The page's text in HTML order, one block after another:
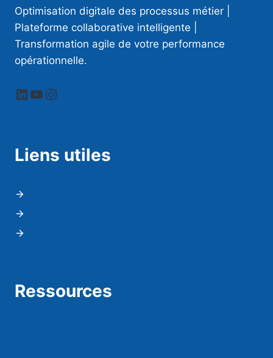
Optimisation digitale des processus métier |
Plateforme collaborative intelligente |
Transformation agile de votre performance
opérationnelle.
LinkedIn
YouTube
Instagram
Liens utiles
Ressources